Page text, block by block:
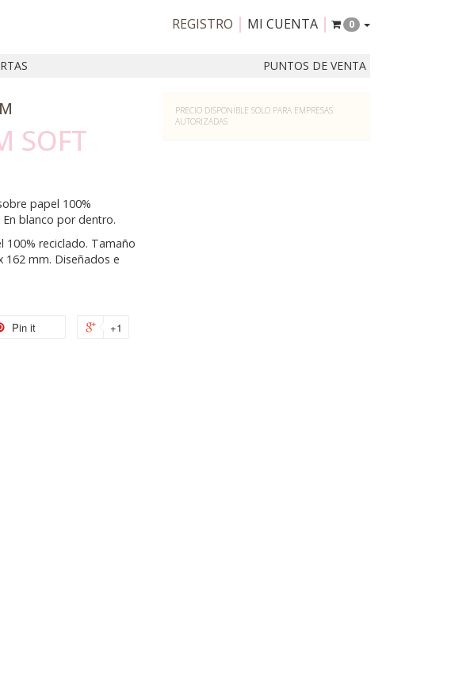
REGISTRO MI CUENTA 0
PUNTOS DE VENTA
SOFT
papel 100%
blanco por dentro.
100% reciclado. Tamaño
162 mm. Diseñados e
Pin it +1
PRECIO DISPONIBLE SOLO PARA EMPRESAS
AUTORIZADAS